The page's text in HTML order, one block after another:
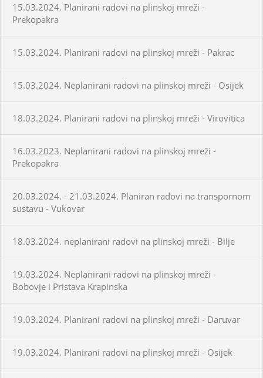
15.03.2024. Planirani radovi na plinskoj mreži -
Prekopakra
15.03.2024. Planirani radovi na plinskoj mreži - Pakrac
15.03.2024. Neplanirani radovi na plinskoj mreži - Osijek
18.03.2024. Planirani radovi na plinskoj mreži - Virovitica
16.03.2023. Neplanirani radovi na plinskoj mreži -
Prekopakra
20.03.2024. - 21.03.2024. Planiran radovi na transpornom
sustavu - Vukovar
18.03.2024. neplanirani radovi na plinskoj mreži - Bilje
19.03.2024. Neplanirani radovi na plinskoj mreži -
Bobovje i Pristava Krapinska
19.03.2024. Planirani radovi na plinskoj mreži - Daruvar
19.03.2024. Planirani radovi na plinskoj mreži - Osijek